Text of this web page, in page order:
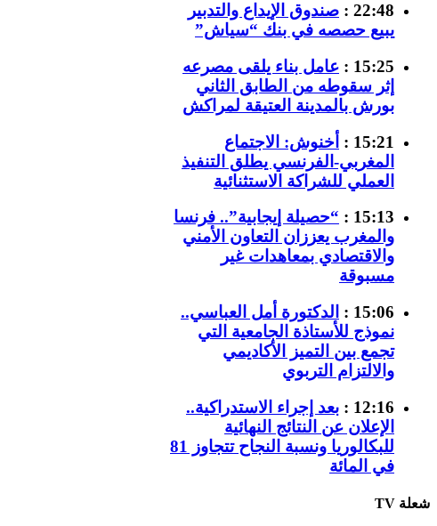
22:48 :
صندوق الإيداع والتدبير
يبيع حصصه في بنك “سياش”
15:25 :
عامل بناء يلقى مصرعه
إثر سقوطه من الطابق الثاني
بورش بالمدينة العتيقة لمراكش
15:21 :
أخنوش: الاجتماع
المغربي-الفرنسي يطلق التنفيذ
العملي للشراكة الاستثنائية
15:13 :
“حصيلة إيجابية”.. فرنسا
والمغرب يعززان التعاون الأمني
والاقتصادي بمعاهدات غير
مسبوقة
15:06 :
الدكتورة أمل العباسي..
نموذج للأستاذة الجامعية التي
تجمع بين التميز الأكاديمي
والالتزام التربوي
12:16 :
بعد إجراء الاستدراكية..
الإعلان عن النتائج النهائية
للبكالوريا ونسبة النجاح تتجاوز 81
في المائة
شعلة TV